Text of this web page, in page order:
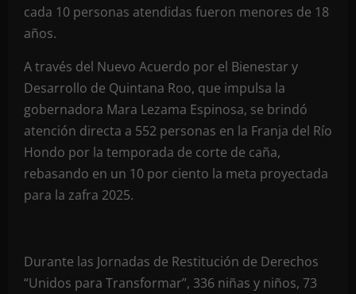
cada 10 personas atendidas fueron menores de 18
años.
A través del Nuevo Acuerdo por el Bienestar y
Desarrollo de Quintana Roo, que impulsa la
gobernadora Mara Lezama Espinosa, se brindó
atención directa a 552 personas en la Franja del Río
Hondo por la temporada de corte de caña,
rebasando en un 10 por ciento la meta proyectada
para la zafra 2025.
Durante las Jornadas de Restitución de Derechos
“Unidos para Transformar”, 336 niñas y niños, 73